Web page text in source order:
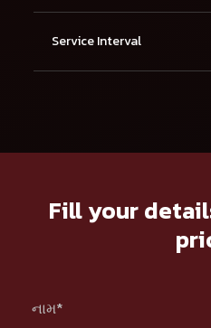
Service Interval
Fill your
નામ*